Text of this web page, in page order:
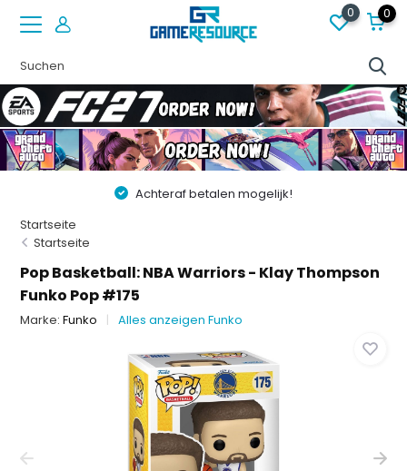
0 0
Achteraf betalen mogelijk!
Startseite
Startseite
Pop Basketball: NBA Warriors - Klay Thompson
Funko Pop #175
Marke:Funko Alles anzeigen Funko